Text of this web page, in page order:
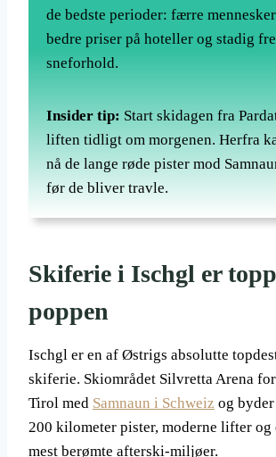
de bedste perioder: færre
bedre priser på hoteller og stadig
sneforhold.
Insider tip: Start skidagen fra
liften tidligt om morgenen. Herfra
nå de lange røde pister mod
før de bliver travle.
Skiferie i Ischgl er
poppen
Ischgl er en af Østrigs absolutte
skiferie. Skiområdet Silvretta Arena
Tirol med Samnaun i Schweiz og byder
200 kilometer pister, moderne lifter og
mest berømte afterski-miljøer.